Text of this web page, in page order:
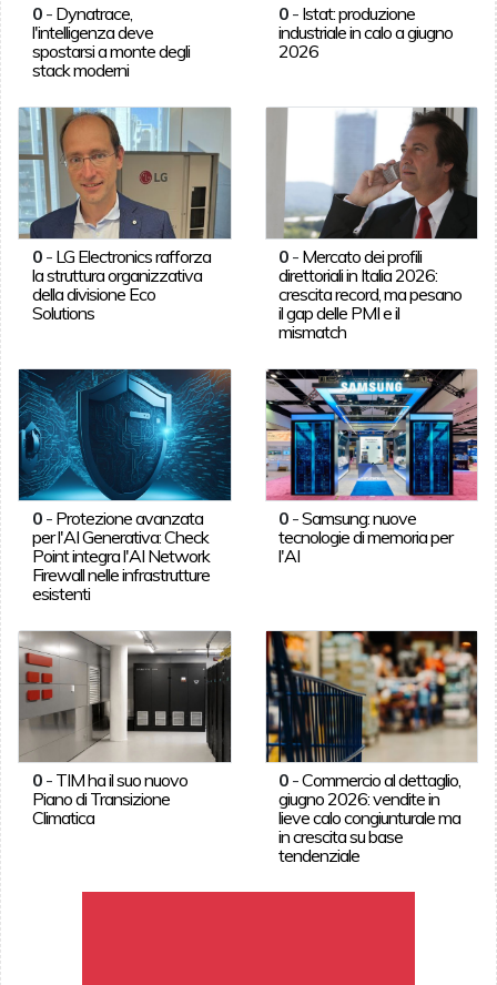
0- Dynatrace,
l'intelligenza deve
spostarsi a monte degli
stack moderni
0 - Istat: produzione
industriale in calo a giugno
2026
0- LG Electronics rafforza
la struttura organizzativa
della divisione Eco
Solutions
0 - Mercato dei profili
direttoriali in Italia 2026:
crescita record, ma pesano
il gap delle PMI e il
mismatch
0- Protezione avanzata
per l'AI Generativa: Check
Point integra l'AI Network
Firewall nelle infrastrutture
esistenti
0 -Samsung: nuove
tecnologie di memoria per
l'AI
0- TIM ha il suo nuovo
Piano di Transizione
Climatica
0 -Commercio al dettaglio,
giugno 2026: vendite in
lieve calo congiunturale ma
in crescita su base
tendenziale